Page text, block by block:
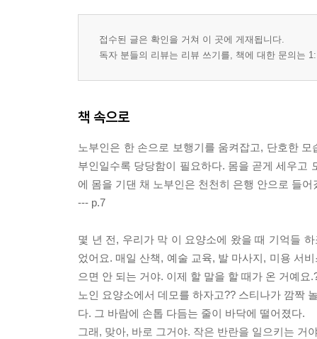
접수된 글은 확인을 거쳐 이 곳에 게재됩니다.
독자 분들의 리뷰는 리뷰 쓰기를, 책에 대한 문의는
책 속으로
노부인은 한 손으로 보행기를 움켜잡고, 단호한
부인일수록 당당함이 필요하다. 몸을 곧게 세우고
에 몸을 기댄 채 노부인은 천천히 은행 안으로 들어
--- p.7
몇 년 전, 우리가 막 이 요양소에 왔을 때 기억들
었어요. 매일 산책, 예술 교육, 발 마사지, 미용 서
으면 안 되는 거야. 이제 할 말을 할 때가 온 거예요
노인 요양소에서 데모를 하자고?? 스티나가 깜짝
다. 그 바람에 손톱 다듬는 줄이 바닥에 떨어졌다.
그래, 맞아, 바로 그거야. 작은 반란을 일으키는 거